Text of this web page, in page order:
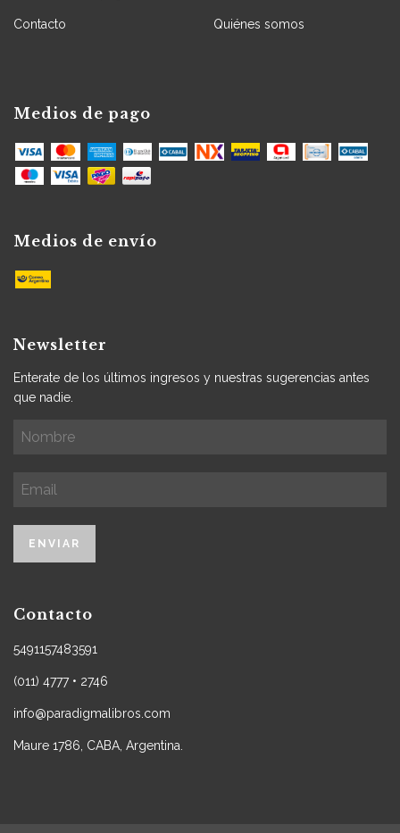
Contacto Quiénes somos
Medios de pago
Medios de envío
Newsletter
Enterate de los últimos ingresos y nuestras sugerencias antes
que nadie.
Contacto
5491157483591
(011) 4777 • 2746
info@paradigmalibros.com
Maure 1786, CABA, Argentina.